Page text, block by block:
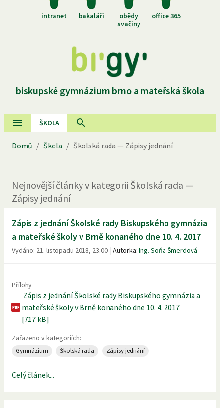
intranet bakaláři
obědy
svačiny
office 365
biskupské gymnázium brno a mateřská škola
ŠKOLA
Domů / Škola / Školská rada — Zápisy jednání
Nejnovějšíčlánkyv kategorii Školská rada —
Zápisy jednání
Zápis z jednání Školské rady Biskupského gymnázia
a mateřské školy v Brně konaného dne 10. 4. 2017
Vydáno: 21. listopadu 2018, 23.00 | Autorka: Ing. Soňa Šmerdová
Přílohy
Zápis z jednání Školské rady Biskupského gymnázia a
mateřské školy v Brně konaného dne 10. 4. 2017
[717 kB]
Zařazeno v kategoriích:
Gymnázium Školská rada Zápisy jednání
Celý článek...